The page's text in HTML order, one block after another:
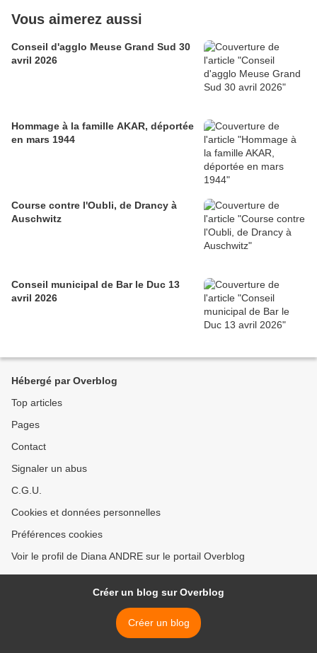
Vous aimerez aussi
Conseil d'agglo Meuse Grand Sud 30
avril 2026
Hommage à la famille AKAR, déportée
en mars 1944
Course contre l'Oubli, de Drancy à
Auschwitz
Conseil municipal de Bar le Duc 13
avril 2026
Hébergé par Overblog
Top articles
Pages
Contact
Signaler un abus
C.G.U.
Cookies et données personnelles
Préférences cookies
Voir le profil de Diana ANDRE sur le portail Overblog
Créer un blog sur Overblog
Créer un blog